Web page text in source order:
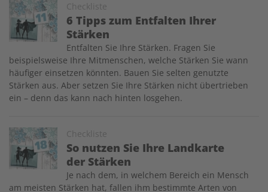
Checkliste
6 Tipps zum Entfalten Ihrer
Stärken
Image
Entfalten Sie Ihre Stärken. Fragen Sie
beispielsweise Ihre Mitmenschen, welche Stärken Sie wann
häufiger einsetzen könnten. Bauen Sie selten genutzte
Stärken aus. Aber setzen Sie Ihre Stärken nicht übertrieben
ein – denn das kann nach hinten losgehen.
Checkliste
So nutzen Sie Ihre Landkarte
der Stärken
Image
Je nach dem, in welchem Bereich ein Mensch
am meisten Stärken hat, fallen ihm bestimmte Arten von